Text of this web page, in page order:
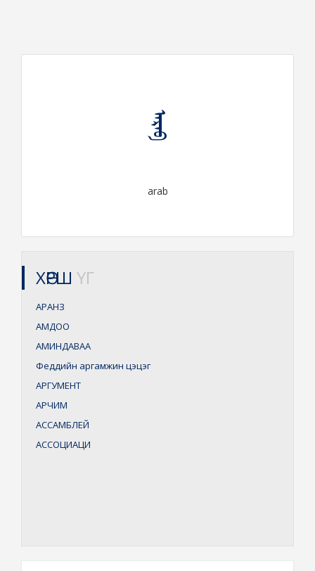
ᠠᠷᠠᠪ
arab
ХӨРШ ҮГ
АРАНЗ
АМДОО
АМИНДАВАА
Феддийн аргамжин цэцэг
АРГУМЕНТ
АРЧИМ
АССАМБЛЕЙ
АССОЦИАЦИ